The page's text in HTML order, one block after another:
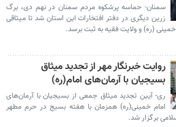
سمنان- حماسه پرشکوه مردم سمنان در نهم دی، برگ
زرین دیگری در دفتر افتخارات این استان شد تا میثاقی
خمینی (ره) و ولایت فقیه به ثبت برسد.
روایت خبرنگار مهر از تجدید میثاق
بسیجیان با آرمان‌های امام(ره)
ری- آیین تجدید میثاق جمعی از بسیجیان با آرمان‌های
امام خمینی(ره) همزمان با هفته بسیج در حرم مطهر
برگزار شد.